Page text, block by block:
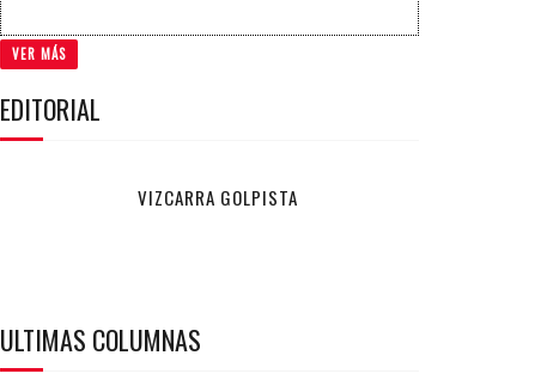
VER MÁS
EDITORIAL
VIZCARRA GOLPISTA
ULTIMAS COLUMNAS